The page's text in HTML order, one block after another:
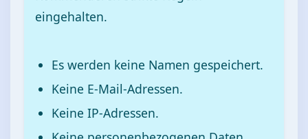
eingehalten.
Es werden keine Namen gespeichert.
Keine E-Mail-Adressen.
Keine IP-Adressen.